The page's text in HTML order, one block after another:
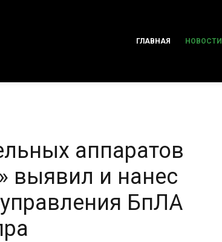
ГЛАВНАЯ НОВОСТИ
аппаратов
выявил и нанес
БпЛА